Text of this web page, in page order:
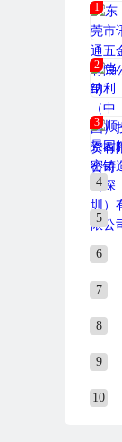
1
2
3
4
5
6
7
8
9
10